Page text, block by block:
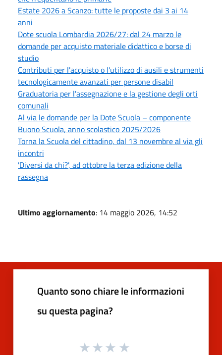
Estate 2026 a Scanzo: tutte le proposte dai 3 ai 14
anni
Dote scuola Lombardia 2026/27: dal 24 marzo le
domande per acquisto materiale didattico e borse di
studio
Contributi per l'acquisto o l'utilizzo di ausili e strumenti
tecnologicamente avanzati per persone disabil
Graduatoria per l'assegnazione e la gestione degli orti
comunali
Al via le domande per la Dote Scuola – componente
Buono Scuola, anno scolastico 2025/2026
Torna la Scuola del cittadino, dal 13 novembre al via gli
incontri
'Diversi da chi?', ad ottobre la terza edizione della
rassegna
Ultimo aggiornamento: 14 maggio 2026, 14:52
Quanto sono chiare le informazioni
su questa pagina?